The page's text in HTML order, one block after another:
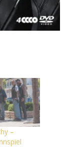
–